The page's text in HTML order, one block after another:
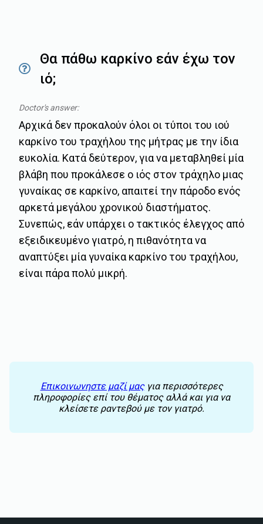
Θα πάθω καρκίνο εάν έχω τον
ιό;
Doctor's answer:
Αρχικά δεν προκαλούν όλοι οι τύποι του ιού
καρκίνο του τραχήλου της μήτρας με την ίδια
ευκολία. Κατά δεύτερον, για να μεταβληθεί μία
βλάβη που προκάλεσε ο ιός στον τράχηλο μιας
γυναίκας σε καρκίνο, απαιτεί την πάροδο ενός
αρκετά μεγάλου χρονικού διαστήματος.
Συνεπώς, εάν υπάρχει ο τακτικός έλεγχος από
εξειδικευμένο γιατρό, η πιθανότητα να
αναπτύξει μία γυναίκα καρκίνο του τραχήλου,
είναι πάρα πολύ μικρή.
Επικοινωνηστε μαζί μαςγια περισσότερες
πληροφορίες επί του θέματος αλλά και για να
κλείσετε ραντεβού με τον γιατρό.